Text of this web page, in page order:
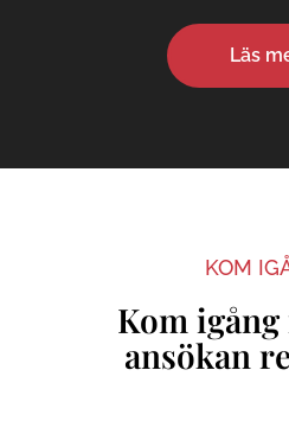
Läs
KOM
Kom
ansökan